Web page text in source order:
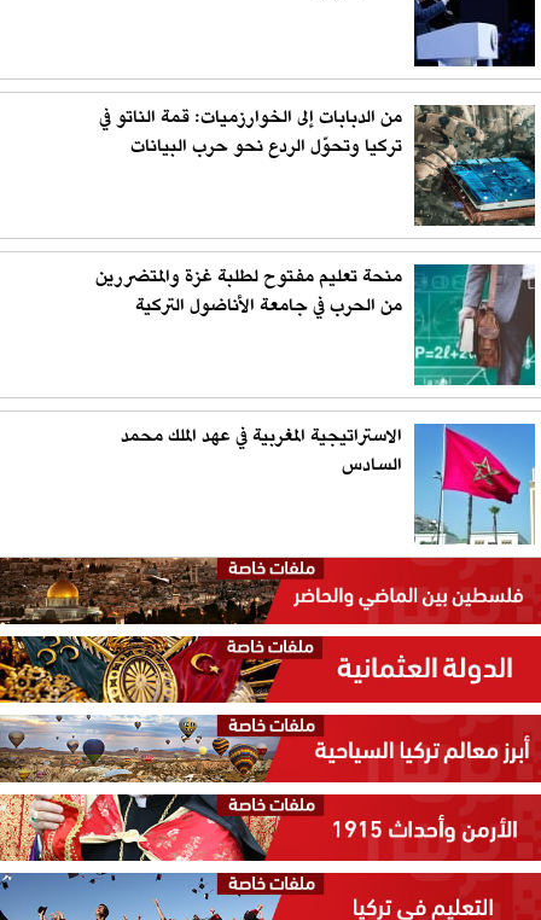
من الدبابات إلى الخوارزميات: قمة الناتو في
تركيا وتحوّل الردع نحو حرب البيانات
منحة تعليم مفتوح لطلبة غزة والمتضررين
من الحرب في جامعة الأناضول التركية
الاستراتيجية المغربية في عهد الملك محمد
السادس